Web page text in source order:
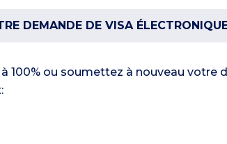
DEMANDE DE VISA
100% ou soumettez à nouveau